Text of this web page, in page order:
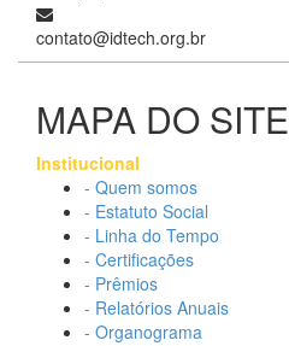
contato@idtech.org.br
MAPA DO SITE
Institucional
- Quem somos
- Estatuto Social
- Linha do Tempo
- Certificações
- Prêmios
- Relatórios Anuais
- Organograma